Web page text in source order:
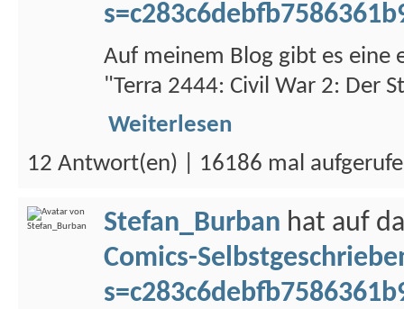
Auf meinem Blog gibt es eine
"Terra 2444: Civil War 2: Der
Weiterlesen
12 Antwort(en) | 16186 mal
Stefan_Burban hat auf
Comics-